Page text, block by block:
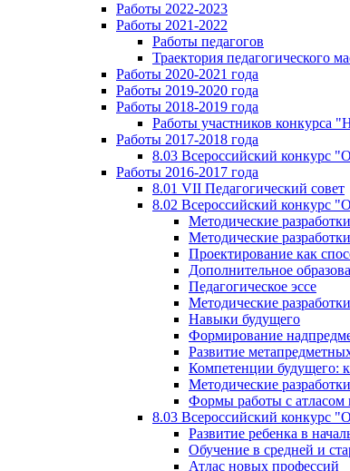
Работы 2022-2023
Работы 2021-2022
Работы педагогов
Траектория педагогического
Работы 2020-2021 года
Работы 2019-2020 года
Работы 2018-2019 года
Работы участников конкурса
Работы 2017-2018 года
8.03 Всероссийский конкурс
Работы 2016-2017 года
8.01 VII Педагогический совет
8.02 Всероссийский конкурс
Методические
Методические
Проектирование как
Дополнительное
Педагогическое эссе
Методические
Навыки будущего
Формирование
Развитие
Компетенции будущего:
Методические
Формы работы с атласом
8.03 Всероссийский конкурс
Развитие ребенка в
Обучение в средней и
Атлас новых профессий